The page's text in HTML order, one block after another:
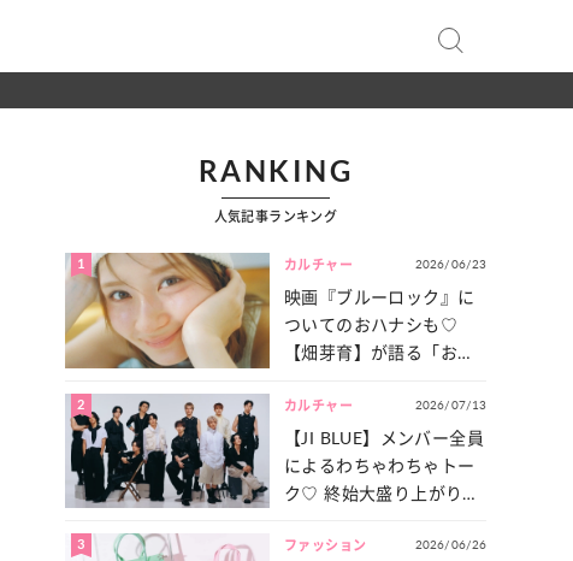
RANKING
人気記事ランキング
1 カルチャー 2026/06/23
映画『ブルーロック』に
ついてのおハナシも♡
【畑芽育】が語る「お仕
は？
2 カルチャー 2026/07/13
【JI BLUE】メンバー全員
によるわちゃわちゃトー
ク♡ 終始大盛り上がりだ
一気見せ！
3 ファッション 2026/06/26